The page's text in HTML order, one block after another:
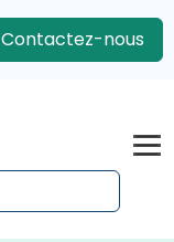
Contactez-nous